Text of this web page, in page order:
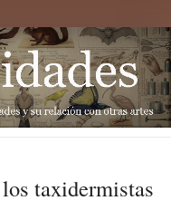
taxidermistas